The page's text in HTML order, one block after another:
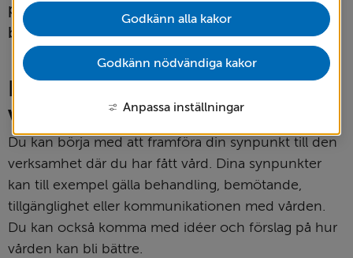
Godkänn alla kakor
Godkänn nödvändiga kakor
Anpassa inställningar
patient och närstående. Dina synpunkter kan
bidra till att vården blir bättre och säkrare.
Prata direkt med oss i
verksamheten
Du kan börja med att framföra din synpunkt till den
verksamhet där du har fått vård. Dina synpunkter
kan till exempel gälla behandling, bemötande,
tillgänglighet eller kommunikationen med vården.
Du kan också komma med idéer och förslag på hur
vården kan bli bättre.